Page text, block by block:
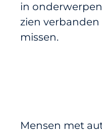
in
zien
missen.
Mensen met